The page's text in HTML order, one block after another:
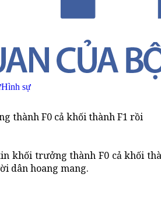
Hình sự
thành F0 cả khối thành F1 rồi
khối trưởng thành F0 cả khối
dân hoang mang.